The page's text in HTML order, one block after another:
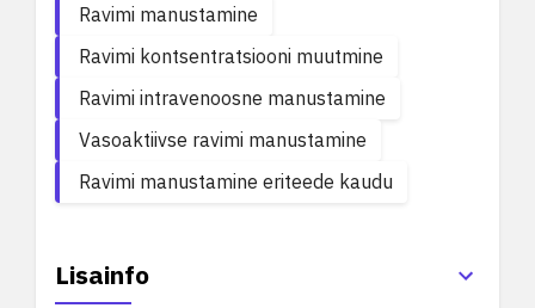
Ravimi manustamine
Ravimi kontsentratsiooni muutmine
Ravimi intravenoosne manustamine
Vasoaktiivse ravimi manustamine
Ravimi manustamine eriteede kaudu
Lisainfo